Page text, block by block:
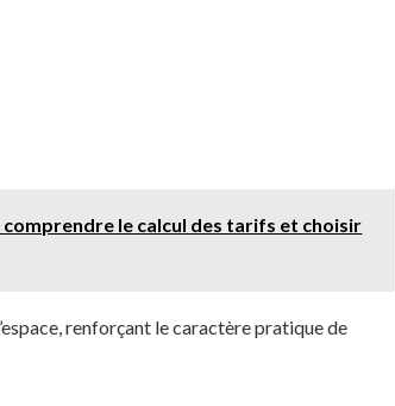
le calcul des tarifs et choisir
renforçant le caractère pratique de